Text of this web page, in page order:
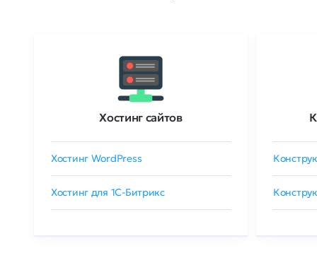
Хостинг сайтов
Хостинг WordPress
Хостинг для 1C-Битрикс